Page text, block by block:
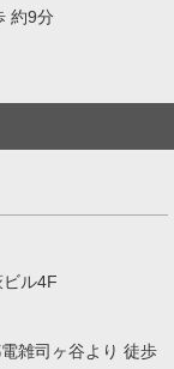
約9分
ル4F
雑司ヶ谷より 徒歩